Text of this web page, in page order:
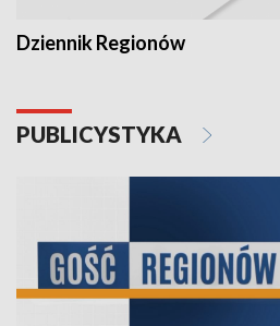
Dziennik Regionów
PUBLICYSTYKA